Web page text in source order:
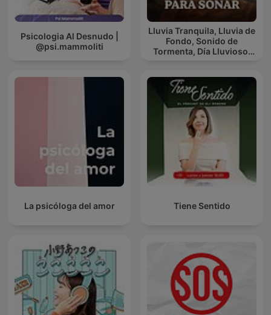
Psicologia Al Desnudo |
@psi.mammoliti
Lluvia Tranquila, Lluvia de
Fondo, Sonido de
Tormenta, Día Lluvioso,
La psicóloga del amor Tiene Sentido